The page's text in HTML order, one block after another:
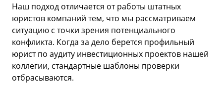
Наш подход отличается от работы штатных
юристов компаний тем, что мы рассматриваем
ситуацию с точки зрения потенциального
конфликта. Когда за дело берется профильный
юрист по аудиту инвестиционных проектов нашей
коллегии, стандартные шаблоны проверки
отбрасываются.